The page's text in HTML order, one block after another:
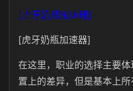
[虎牙奶瓶加速器]
[虎牙奶瓶加速器]
在这里，职业的选择主要
置上的差异，但是基本上